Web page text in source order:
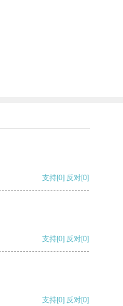
支持[0] 反对[0]
支持[0] 反对[0]
支持[0] 反对[0]